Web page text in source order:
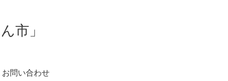
市」
お問い合わせ